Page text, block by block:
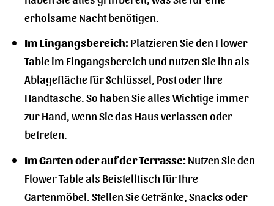
erholsame Nacht benötigen.
Im Eingangsbereich:Platzieren Sie den Flower
Table im Eingangsbereich und nutzen Sie ihn als
Ablagefläche für Schlüssel, Post oder Ihre
Handtasche. So haben Sie alles Wichtige immer
zur Hand, wenn Sie das Haus verlassen oder
betreten.
Im Garten oder auf der Terrasse:Nutzen Sie den
Flower Table als Beistelltisch für Ihre
Gartenmöbel. Stellen Sie Getränke, Snacks oder